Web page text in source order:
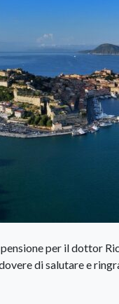
per il dottor
di salutare e